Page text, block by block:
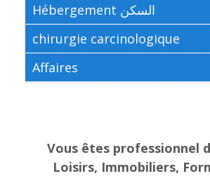
Hébergement السكن
chirurgie carcinologique
Affaires
Vous êtes professionnel
Loisirs, Immobiliers,